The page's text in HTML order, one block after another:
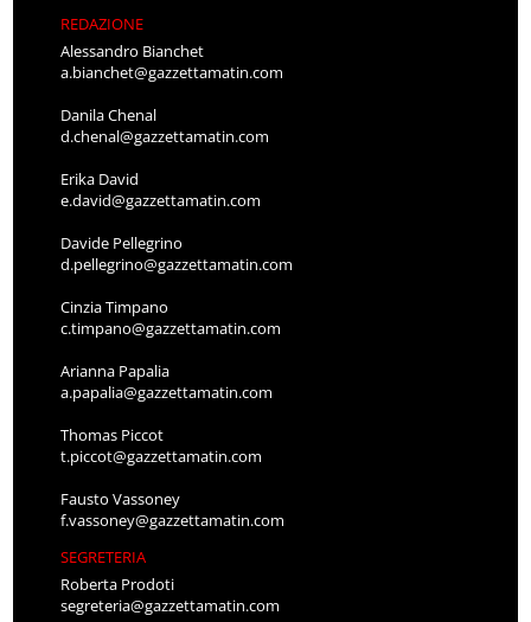
REDAZIONE
Alessandro Bianchet
a.bianchet@gazzettamatin.com
Danila Chenal
d.chenal@gazzettamatin.com
Erika David
e.david@gazzettamatin.com
Davide Pellegrino
d.pellegrino@gazzettamatin.com
Cinzia Timpano
c.timpano@gazzettamatin.com
Arianna Papalia
a.papalia@gazzettamatin.com
Thomas Piccot
t.piccot@gazzettamatin.com
Fausto Vassoney
f.vassoney@gazzettamatin.com
SEGRETERIA
Roberta Prodoti
segreteria@gazzettamatin.com